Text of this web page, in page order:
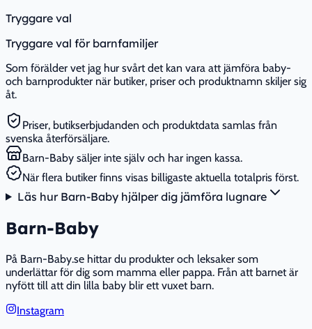
Tryggare val
Tryggare val för barnfamiljer
Som förälder vet jag hur svårt det kan vara att jämföra baby-
och barnprodukter när butiker, priser och produktnamn skiljer sig
åt.
Priser, butikserbjudanden och produktdata samlas från
svenska återförsäljare.
Barn-Baby säljer inte själv och har ingen kassa.
När flera butiker finns visas billigaste aktuella totalpris först.
Läs hur Barn-Baby hjälper dig jämföra lugnare
Barn-Baby
På Barn-Baby.se hittar du produkter och leksaker som
underlättar för dig som mamma eller pappa. Från att barnet är
nyfött till att din lilla baby blir ett vuxet barn.
Instagram